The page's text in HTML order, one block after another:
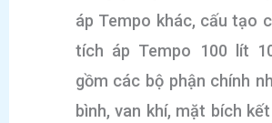
áp Tempo khác, cấu tạo
tích áp Tempo 100 lít
gồm các bộ phận chính
bình, van khí, mặt bích